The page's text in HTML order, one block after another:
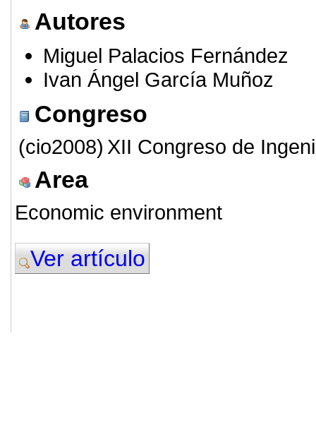
Autores
Miguel Palacios Fernández
Ivan Ángel García Muñoz
Congreso
(cio2008) XII Congreso de
Area
Economic environment
Ver artículo